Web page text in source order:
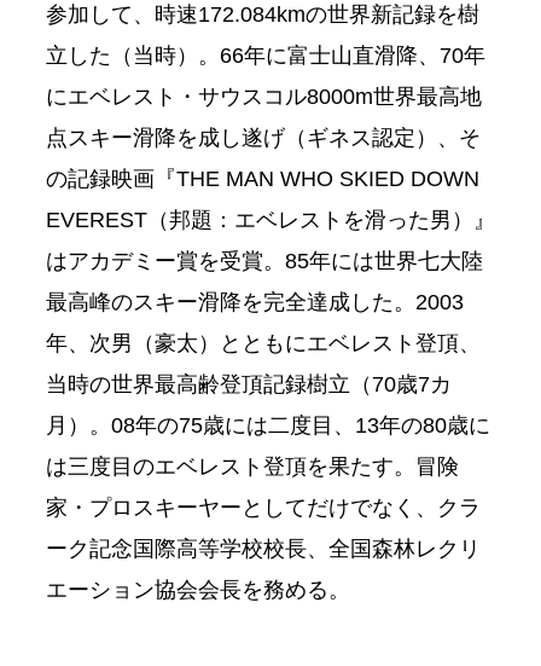
参加して、時速172.084kmの世界新記録を樹
立した（当時）。66年に富士山直滑降、70年
にエベレスト・サウスコル8000m世界最高地
点スキー滑降を成し遂げ（ギネス認定）、そ
の記録映画『THE MAN WHO SKIED DOWN
EVEREST（邦題：エベレストを滑った男）』
はアカデミー賞を受賞。85年には世界七大陸
最高峰のスキー滑降を完全達成した。2003
年、次男（豪太）とともにエベレスト登頂、
当時の世界最高齢登頂記録樹立（70歳7カ
月）。08年の75歳には二度目、13年の80歳に
は三度目のエベレスト登頂を果たす。冒険
家・プロスキーヤーとしてだけでなく、クラ
ーク記念国際高等学校校長、全国森林レクリ
エーション協会会長を務める。